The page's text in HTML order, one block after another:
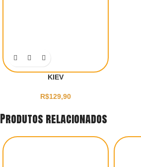
KIEV
R$129,90
Produtos relacionados